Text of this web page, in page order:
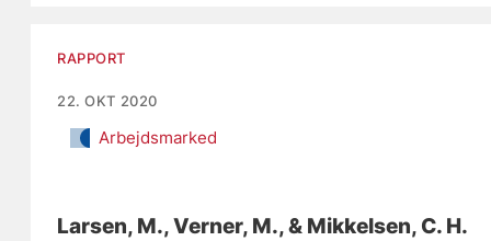
RAPPORT
22. OKT 2020
Arbejdsmarked
Larsen, M., Verner, M., & Mikkelsen, C. H.